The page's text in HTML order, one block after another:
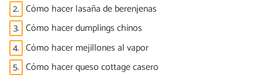
2. Cómo hacer lasaña de berenjenas
3. Cómo hacer dumplings chinos
4. Cómo hacer mejillones al vapor
5. Cómo hacer queso cottage casero